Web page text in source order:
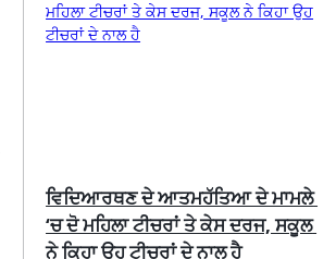
ਵਿਦਿਆਰਥਣ ਦੇ ਆਤਮਹੱਤਿਆ ਦੇ ਮਾਮਲੇ
‘ਚ ਦੋ ਮਹਿਲਾ ਟੀਚਰਾਂ ਤੇ ਕੇਸ ਦਰਜ, ਸਕੂਲ
ਨੇ ਕਿਹਾ ਉਹ ਟੀਚਰਾਂ ਦੇ ਨਾਲ ਹੈ